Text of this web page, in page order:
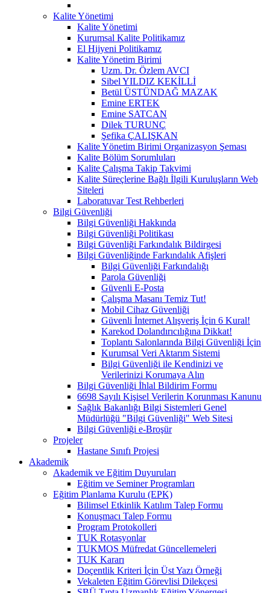
Kalite Yönetimi
Kalite Yönetimi
Kurumsal Kalite Politikamız
El Hijyeni Politikamız
Kalite Yönetim Birimi
Uzm. Dr. Özlem AVCI
Sibel YILDIZ KEKİLLİ
Betül ÜSTÜNDAĞ MAZAK
Emine ERTEK
Emine SATCAN
Dilek TURUNÇ
Şefika ÇALIŞKAN
Kalite Yönetim Birimi Organizasyon Şeması
Kalite Bölüm Sorumluları
Kalite Çalışma Takip Takvimi
Kalite Süreçlerine Bağlı İlgili Kuruluşların Web
Siteleri
Laboratuvar Test Rehberleri
Bilgi Güvenliği
Bilgi Güvenliği Hakkında
Bilgi Güvenliği Politikası
Bilgi Güvenliği Farkındalık Bildirgesi
Bilgi Güvenliğinde Farkındalık Afişleri
Bilgi Güvenliği Farkındalığı
Parola Güvenliği
Güvenli E-Posta
Çalışma Masanı Temiz Tut!
Mobil Cihaz Güvenliği
Güvenli İnternet Alışveriş İçin 6 Kural!
Karekod Dolandırıcılığına Dikkat!
Toplantı Salonlarında Bilgi Güvenliği İçin
Kurumsal Veri Aktarım Sistemi
Bilgi Güvenliği ile Kendinizi ve
Verilerinizi Korumaya Alın
Bilgi Güvenliği İhlal Bildirim Formu
6698 Sayılı Kişisel Verilerin Korunması Kanunu
Sağlık Bakanlığı Bilgi Sistemleri Genel
Müdürlüğü "Bilgi Güvenliği" Web Sitesi
Bilgi Güvenliği e-Broşür
Projeler
Hastane Sınıfı Projesi
Akademik
Akademik ve Eğitim Duyuruları
Eğitim ve Seminer Programları
Eğitim Planlama Kurulu (EPK)
Bilimsel Etkinlik Katılım Talep Formu
Konuşmacı Talep Formu
Program Protokolleri
TUK Rotasyonlar
TUKMOS Müfredat Güncellemeleri
TUK Kararı
Doçentlik Kriteri İçin Üst Yazı Örneği
Vekaleten Eğitim Görevlisi Dilekçesi